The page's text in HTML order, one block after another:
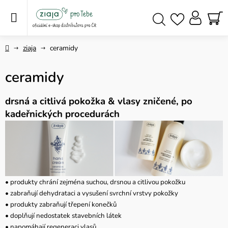
Domůziaja ceramidy
ceramidy
drsná a citlivá pokožka & vlasy zničené, po
kadeřnických procedurách
• produktychrání zejména suchou, drsnou a citlivou pokožku
• zabraňují dehydrataci a vysušení svrchní vrstvy pokožky
• produkty zabraňují třepení konečků
• doplňují nedostatek stavebních látek